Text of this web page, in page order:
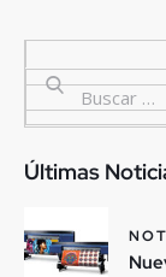
Últimas